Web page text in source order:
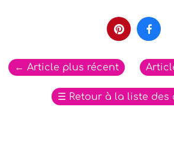
 
← Article plus récent
☰ Retour à la liste des